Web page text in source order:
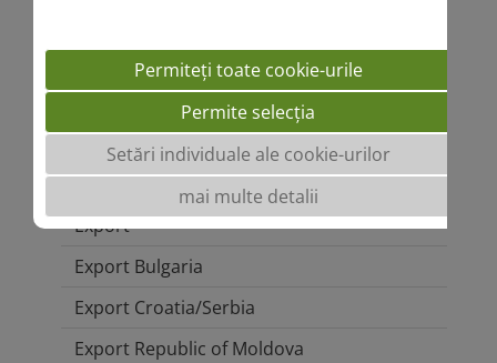
Dep. Financiar
Dep. Comercial
Marketing
Dep. Tehnic
Export
Export Bulgaria
Export Croatia/Serbia
Export Republic of Moldova
Permiteți toate cookie-urile
Permite selecția
Setări individuale ale cookie-urilor
mai multe detalii